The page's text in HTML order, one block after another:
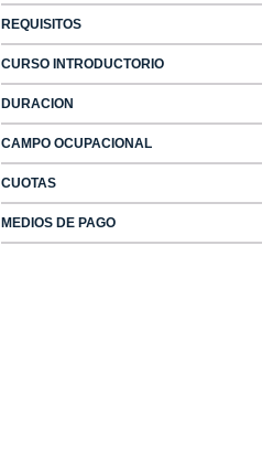
REQUISITOS
CURSO INTRODUCTORIO
DURACION
CAMPO OCUPACIONAL
CUOTAS
MEDIOS DE PAGO